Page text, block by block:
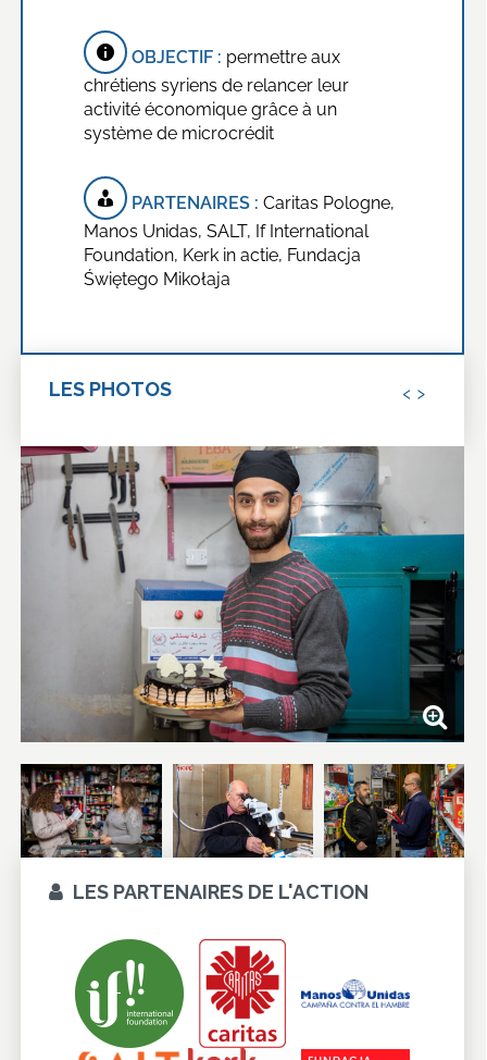
OBJECTIF : permettre aux
chrétiens syriens de relancer leur
activité économique grâce à un
système de microcrédit
PARTENAIRES : Caritas Pologne,
Manos Unidas, SALT, If International
Foundation, Kerk in actie, Fundacja
Świętego Mikołaja
LES PHOTOS ‹ ›
LES PARTENAIRES DE L'ACTION